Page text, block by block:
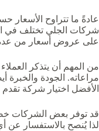
عادةً ما تتراوح الأسعار
شركات الجلي تختلف في
على عروض أسعار من
من المهم أن يتذكر
مراعاته. الجودة والخبرة
الأفضل اختيار شركة
قد توفر بعض الشركات
لذا يُنصح بالاستفسار عن